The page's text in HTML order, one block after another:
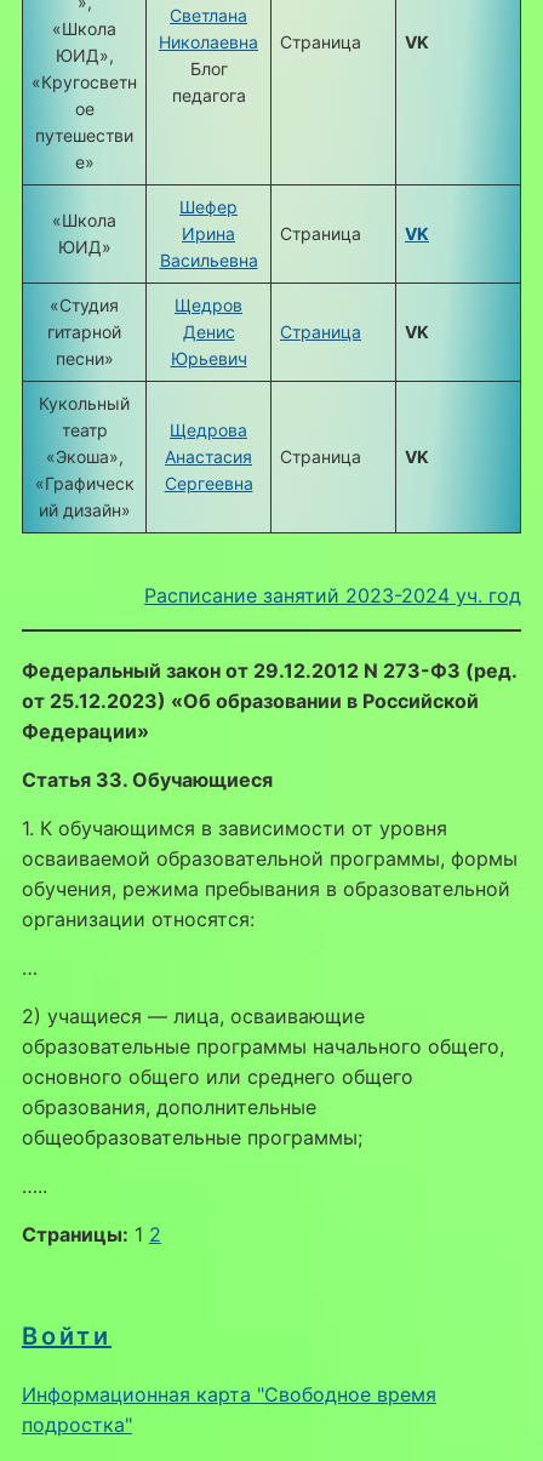
Войти
Информационная карта "Свободное время
подростка"
«Школа
ЮИД»,
«Кругосветн
ое
путешестви
е»
Светлана
Николаевна
Блог
педагога
Страница VK
«Школа
ЮИД»
Шефер
Ирина
Васильевна
Страница VK
«Студия
гитарной
песни»
Щедров
Денис
Юрьевич
Страница VK
Кукольный
театр
«Экоша»,
«Графическ
ий дизайн»
Щедрова
Анастасия
Сергеевна
Страница VK
Расписание занятий 2023-2024 уч. год
Федеральный закон от 29.12.2012 N 273-ФЗ (ред.
от 25.12.2023) «Об образовании в Российской
Федерации»
Статья 33. Обучающиеся
1. К обучающимся в зависимости от уровня
осваиваемой образовательной программы, формы
обучения, режима пребывания в образовательной
организации относятся:
…
2) учащиеся — лица, осваивающие
образовательные программы начального общего,
основного общего или среднего общего
образования, дополнительные
общеобразовательные программы;
…..
Страницы: 1 2